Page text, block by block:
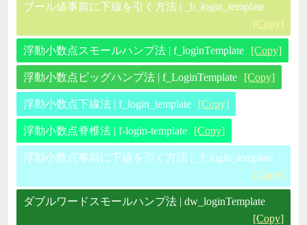
ブール値事前に下線を引く方法 | _b_login_template
[Copy]
浮動小数点スモールハンプ法 | f_loginTemplate [Copy]
浮動小数点ビッグハンプ法 | f_LoginTemplate [Copy]
浮動小数点下線法 | f_login_template [Copy]
浮動小数点脊椎法 | f-login-template [Copy]
浮動小数点事前に下線を引く方法 | _f_login_template
[Copy]
ダブルワードスモールハンプ法 | dw_loginTemplate
[Copy]